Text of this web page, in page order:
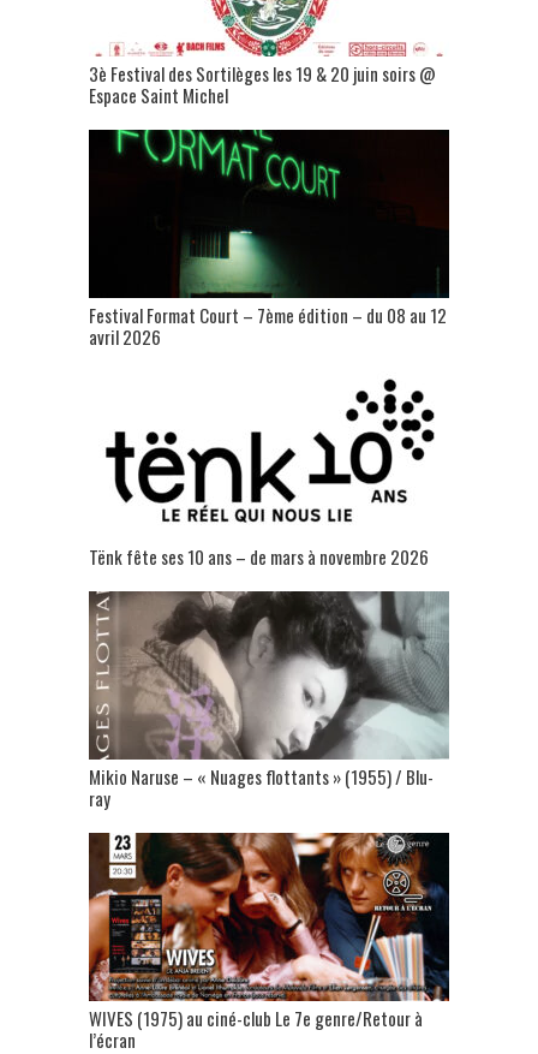
3è Festival des Sortilèges les 19 & 20 juin soirs @
Espace Saint Michel
Festival Format Court – 7ème édition – du 08 au 12
avril 2026
Tënk fête ses 10 ans – de mars à novembre 2026
Mikio Naruse – « Nuages flottants » (1955) / Blu-
ray
WIVES (1975) au ciné-club Le 7e genre/Retour à
l’écran